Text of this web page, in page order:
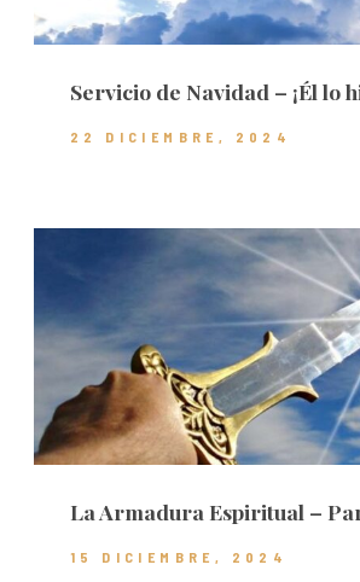
Servicio de Navidad – ¡Él lo
22 DICIEMBRE, 2024
La Armadura Espiritual –
15 DICIEMBRE, 2024